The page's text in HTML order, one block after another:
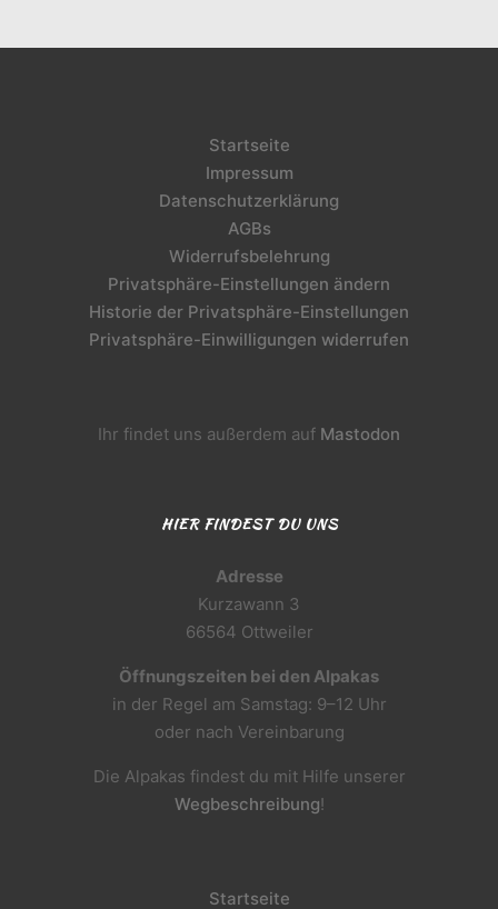
Startseite
Impressum
Datenschutzerklärung
AGBs
Widerrufsbelehrung
Privatsphäre-Einstellungen ändern
Historie der Privatsphäre-Einstellungen
Privatsphäre-Einwilligungen widerrufen
Ihr findet uns außerdem auf Mastodon
HIER FINDEST DU UNS
Adresse
Kurzawann 3
66564 Ottweiler
Öffnungszeiten bei den Alpakas
in der Regel am Samstag: 9–12 Uhr
oder nach Vereinbarung
Die Alpakas findest du mit Hilfe unserer
Wegbeschreibung!
Startseite